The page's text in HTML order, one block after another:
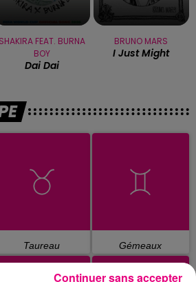
SHAKIRA FEAT. BURNA
BOY
Dai Dai
BRUNO MARS
I Just Might
Taureau Gémeaux
Continuer sans accepter